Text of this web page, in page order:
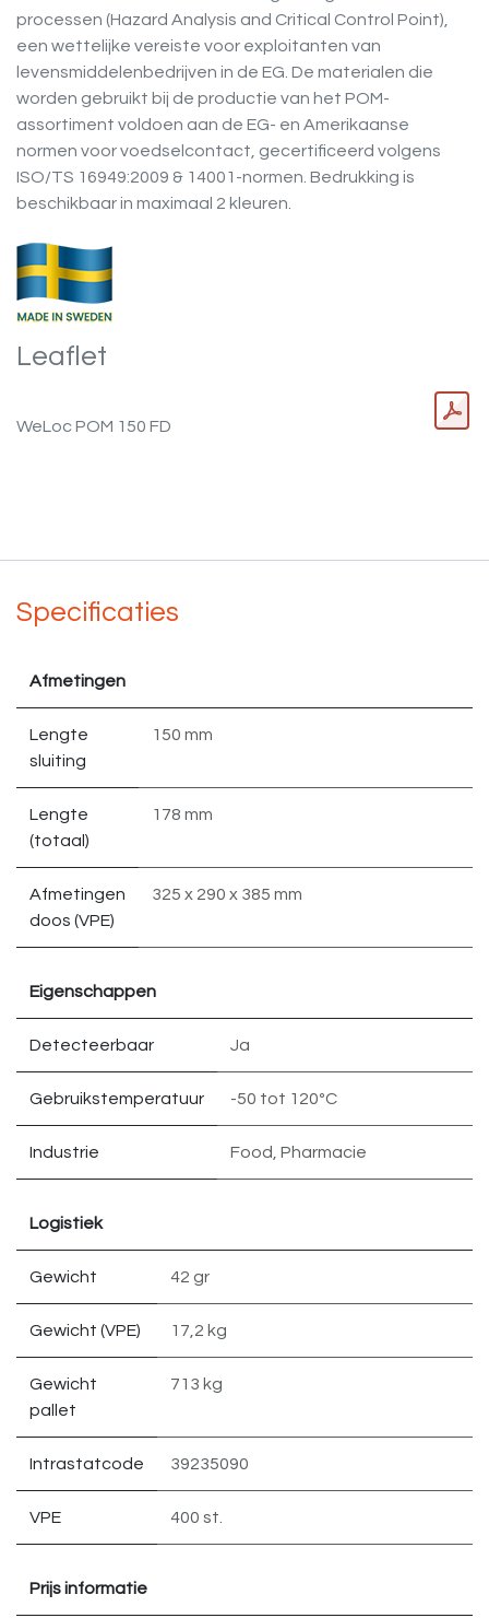
processen (Hazard Analysis and Critical Control Point),
een wettelijke vereiste voor exploitanten van
levensmiddelenbedrijven in de EG. De materialen die
worden gebruikt bij de productie van het POM-
assortiment voldoen aan de EG- en Amerikaanse
normen voor voedselcontact, gecertificeerd volgens
ISO/TS 16949:2009 & 14001-normen. Bedrukking is
beschikbaar in maximaal 2 kleuren.
Leaflet
WeLoc POM 150 FD
Specificaties
Afmetingen
Lengte
sluiting
150 mm
Lengte
(totaal)
178 mm
Afmetingen
doos (VPE)
325 x 290 x 385 mm
Eigenschappen
Detecteerbaar Ja
Gebruikstemperatuur -50 tot 120ºC
Industrie Food Pharmacie
Logistiek
Gewicht 42 gr
Gewicht (VPE) 17,2 kg
Gewicht
pallet
713 kg
Intrastatcode 39235090
VPE 400 st.
Prijs informatie